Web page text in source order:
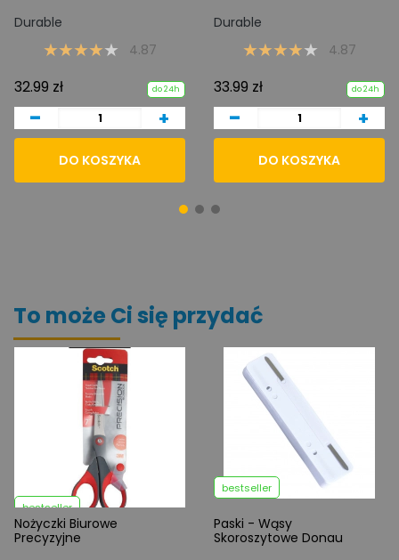
Durable
4.87
32.99 zł do 24h
- +
DO KOSZYKA
Durable
4.87
33.99 zł do 24h
- +
DO KOSZYKA
To może Ci się przydać
bestseller
Nożyczki Biurowe
Precyzyjne
bestseller
Paski - Wąsy
Skoroszytowe Donau